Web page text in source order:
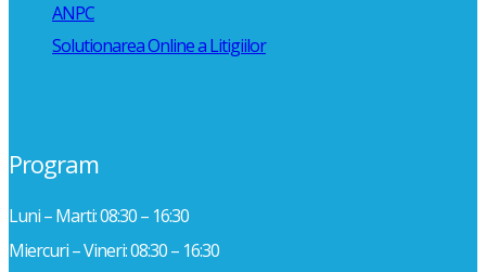
ANPC
Solutionarea Online a Litigiilor
Program
Luni – Marti: 08:30 – 16:30
Miercuri – Vineri: 08:30 – 16:30